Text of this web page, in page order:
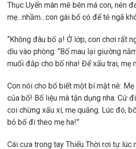
Thục Uyển mân mê bên má con, nén
mẹ…nhầm…con gái bố có để té ngã
“Không đâu bố ạ! Ở lớp, con chơi rất
dìu vào phòng: “Bố mau lại giường
muối đắp cho bố nha! Để xấu trai, mẹ
Con nói cho bố biết một bí mật nè:
của bố! Bố liệu mà tận dụng nha. Cứ
coi chừng xấu xí, mẹ quăng. Lúc đó,
bỏ bố đi theo mẹ ha!”
Cái cưa trong tay Thiếu Thời rơi tự lúc